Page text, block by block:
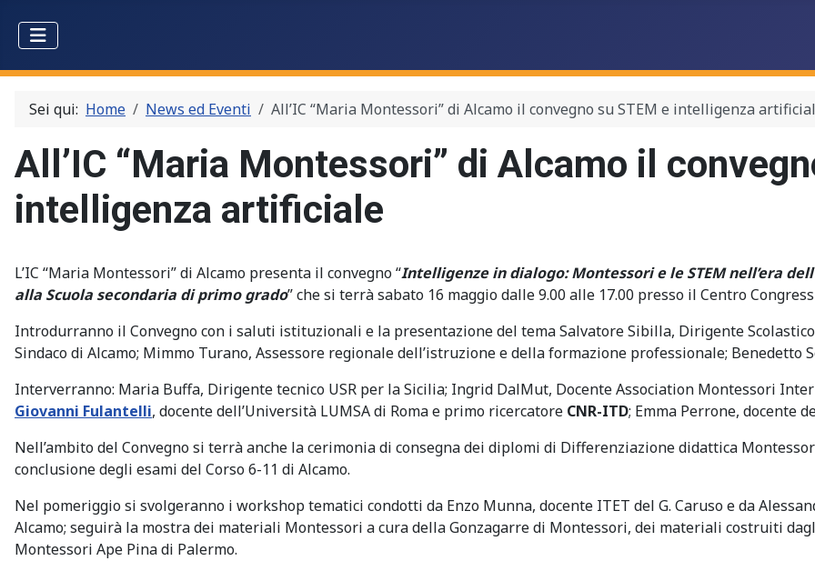
Sei qui: Home News ed Eventi All’IC “Maria Montessori” di Alcamo il convegno su STEM e intelligenza
All’IC “Maria Montessori” di Alcamo il
intelligenza artificiale
L’IC “Maria Montessori” di Alcamo presenta il convegno “Intelligenze in dialogo: Montessori e le STEM nell’era
alla Scuola secondaria di primo grado” che si terrà sabato 16 maggio dalle 9.00 alle 17.00 presso il Centro
Introdurranno il Convegno con i saluti istituzionali e la presentazione del tema Salvatore Sibilla, Dirigente Scolastico
Sindaco di Alcamo; Mimmo Turano, Assessore regionale dell’istruzione e della formazione professionale; Benedetto
Interverranno: Maria Buffa, Dirigente tecnico USR per la Sicilia; Ingrid DalMut, Docente Association Montessori
Giovanni Fulantelli, docente dell’Università LUMSA di Roma e primo ricercatore CNR-ITD; Emma Perrone, docente
Nell’ambito del Convegno si terrà anche la cerimonia di consegna dei diplomi di Differenziazione didattica
conclusione degli esami del Corso 6-11 di Alcamo.
Nel pomeriggio si svolgeranno i workshop tematici condotti da Enzo Munna, docente ITET del G. Caruso e da
Alcamo; seguirà la mostra dei materiali Montessori a cura della Gonzagarre di Montessori, dei materiali costruiti
Montessori Ape Pina di Palermo.